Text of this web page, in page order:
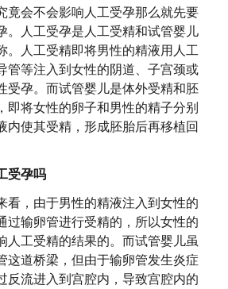
竟会不会影响人工受孕那么就先要
。人工受孕是人工受精和试管婴儿
。人工受精即将男性的精液用人工
管等注入到女性的阴道、子宫颈或
受孕。而试管婴儿是体外受精和胚
即将女性的卵子和男性的精子分别
内使其受精，形成胚胎后再移植回
受孕吗
看，由于男性的精液注入到女性的
过输卵管进行受精的，所以女性的
人工受精的结果的。而试管婴儿虽
这道桥梁，但由于输卵管发生炎症
反流进入到宫腔内，导致宫腔内的